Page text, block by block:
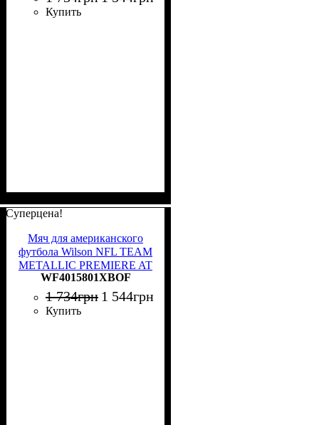
Купить
Суперцена!
Мяч для американского
футбола Wilson NFL TEAM
METALLIC PREMIERE AT
OF черный Размер 9
WF4015801XBOF
WF4015801XBOF
1 734грн 1 544грн
Купить